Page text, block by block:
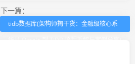
下一篇：
tidb数据库(架构师掏干货：金融级核心系